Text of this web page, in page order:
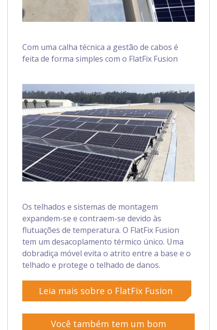
Com uma calha técnica a gestão de cabos é
feita de forma simples com o FlatFix Fusion
Os telhados e sistemas de montagem
expandem-se e contraem-se devido às
flutuações de temperatura. O FlatFix Fusion
tem um desacoplamento térmico único. Uma
dobradiça móvel evita o atrito entre a base e o
telhado e protege o telhado de danos.
Leia mais sobre o FlatFix Fusion
Você também tem um bom